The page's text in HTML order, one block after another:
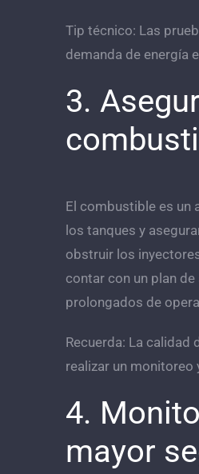
Tip técnico: Las
demanda de energía
3.
El combustible es un
los tanques y
obstruir los
contar con un plan
prolongados de
Recuerda: La
realizar un monitoreo
4.
mayor